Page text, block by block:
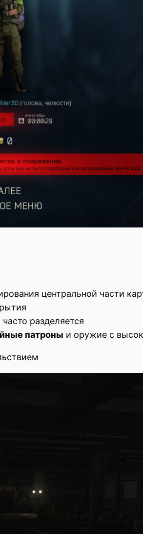
центральной части
разделяется
патроны и оружие с